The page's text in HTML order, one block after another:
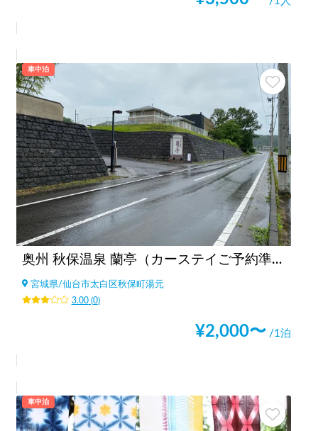
車中泊
奥州 秋保温泉 蘭亭（カーステイご予約準備中）
宮城県/仙台市太白区秋保町湯元
3.00(0)
¥2,000〜 /1泊
車中泊